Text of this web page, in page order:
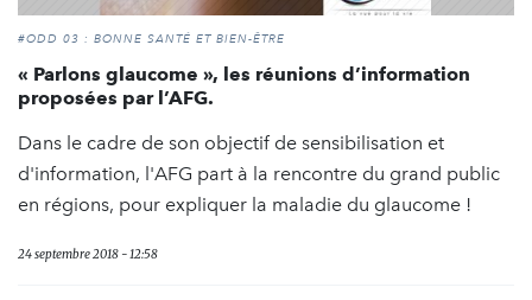
#ODD 03 : BONNE SANTÉ ET BIEN-ÊTRE
« Parlons glaucome », les réunions d’information
proposées par l’AFG.
Dans le cadre de son objectif de sensibilisation et
d'information, l'AFG part à la rencontre du grand public
en régions, pour expliquer la maladie du glaucome !
24 septembre 2018 - 12:58